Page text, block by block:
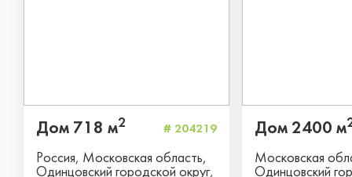
Дом 718 м2 # 204219
Россия, Московская область,
Одинцовский городской округ,
Дом 2400 м
Московская
Одинцовский